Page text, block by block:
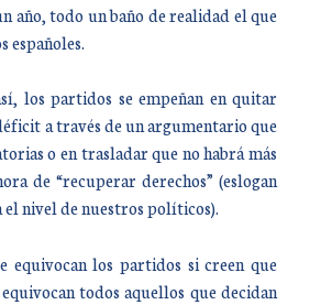
año, todo un baño de realidad el que
españoles.
los partidos se empeñan en quitar
a través de un argumentario que
o en trasladar que no habrá más
de “recuperar derechos” (eslogan
nivel de nuestros políticos).
equivocan los partidos si creen que
todos aquellos que decidan